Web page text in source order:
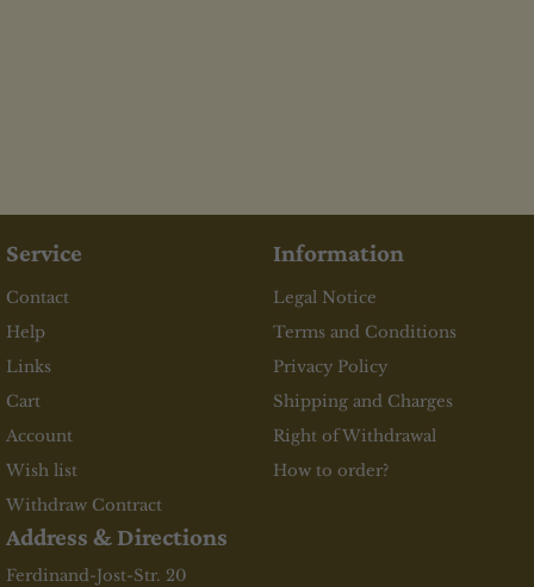
Service
Contact
Help
Links
Cart
Account
Wish list
Withdraw Contract
Information
Legal Notice
Terms and Conditions
Privacy Policy
Shipping and Charges
Right of Withdrawal
How to order?
Address & Directions
Ferdinand-Jost-Str. 20